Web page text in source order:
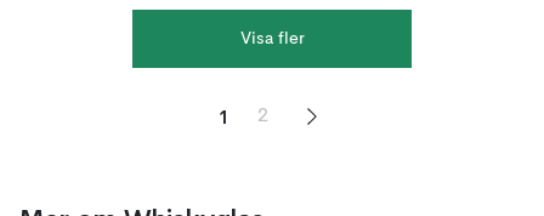
Visa fler
1 2